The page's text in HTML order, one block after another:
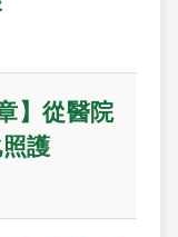
】從醫院
護